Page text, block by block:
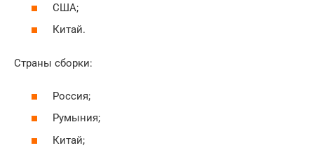
США;
Китай.
Страны сборки:
Россия;
Румыния;
Китай;